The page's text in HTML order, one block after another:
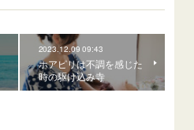
2023.12.09 09:43
ホアピリは不調を感じた
時の駆け込み寺